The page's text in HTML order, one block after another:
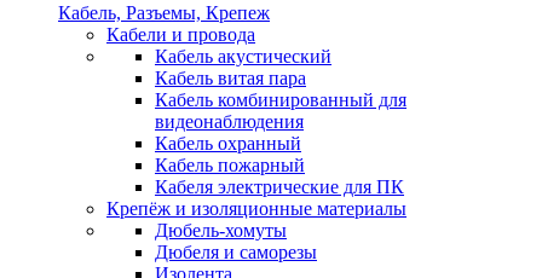
Кабель, Разъемы, Крепеж
Кабели и провода
Кабель акустический
Кабель витая пара
Кабель комбинированный для
видеонаблюдения
Кабель охранный
Кабель пожарный
Кабеля электрические для ПК
Крепёж и изоляционные материалы
Дюбель-хомуты
Дюбеля и саморезы
Изолента